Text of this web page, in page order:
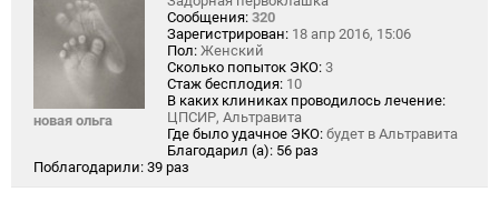
новая ольга
Сообщения: 320
Зарегистрирован: 18 апр 2016, 15:06
Пол: Женский
Сколько попыток ЭКО: 3
Стаж бесплодия: 10
В каких клиниках проводилось лечение:
ЦПСИР, Альтравита
Где было удачное ЭКО: будет в Альтравита
Благодарил (а): 56 раз
Поблагодарили: 39 раз